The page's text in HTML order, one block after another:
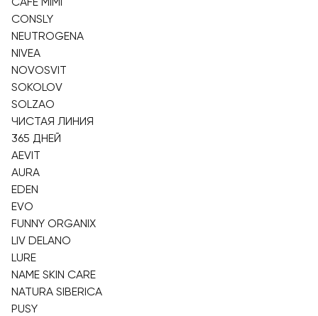
CONSLY
NEUTROGENA
NIVEA
NOVOSVIT
SOKOLOV
SOLZAO
ЧИСТАЯ ЛИНИЯ
365 ДНЕЙ
AEVIT
AURA
EDEN
EVO
FUNNY ORGANIX
LIV DELANO
LURE
NAME SKIN CARE
NATURA SIBERICA
PUSY